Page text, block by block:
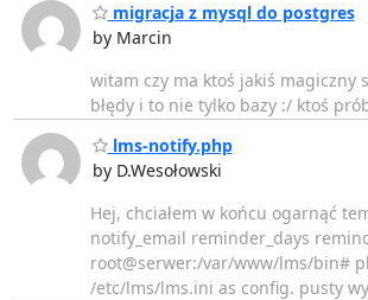
migracja z mysql do postgres
by Marcin
witam czy ma ktoś jakiś magiczny
błędy i to nie tylko bazy :/ ktoś
lms-notify.php
by D.Wesołowski
Hej, chciałem w końcu ogarnąć
notify_email reminder_days
root@serwer:/var/www/lms/bin#
/etc/lms/lms.ini as config. pusty